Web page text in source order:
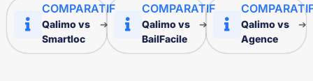
COMPARATIF
Qalimo vs
Smartloc
➔
COMPARATIF
Qalimo vs
BailFacile
➔
Qalimo vs
Agence
➔